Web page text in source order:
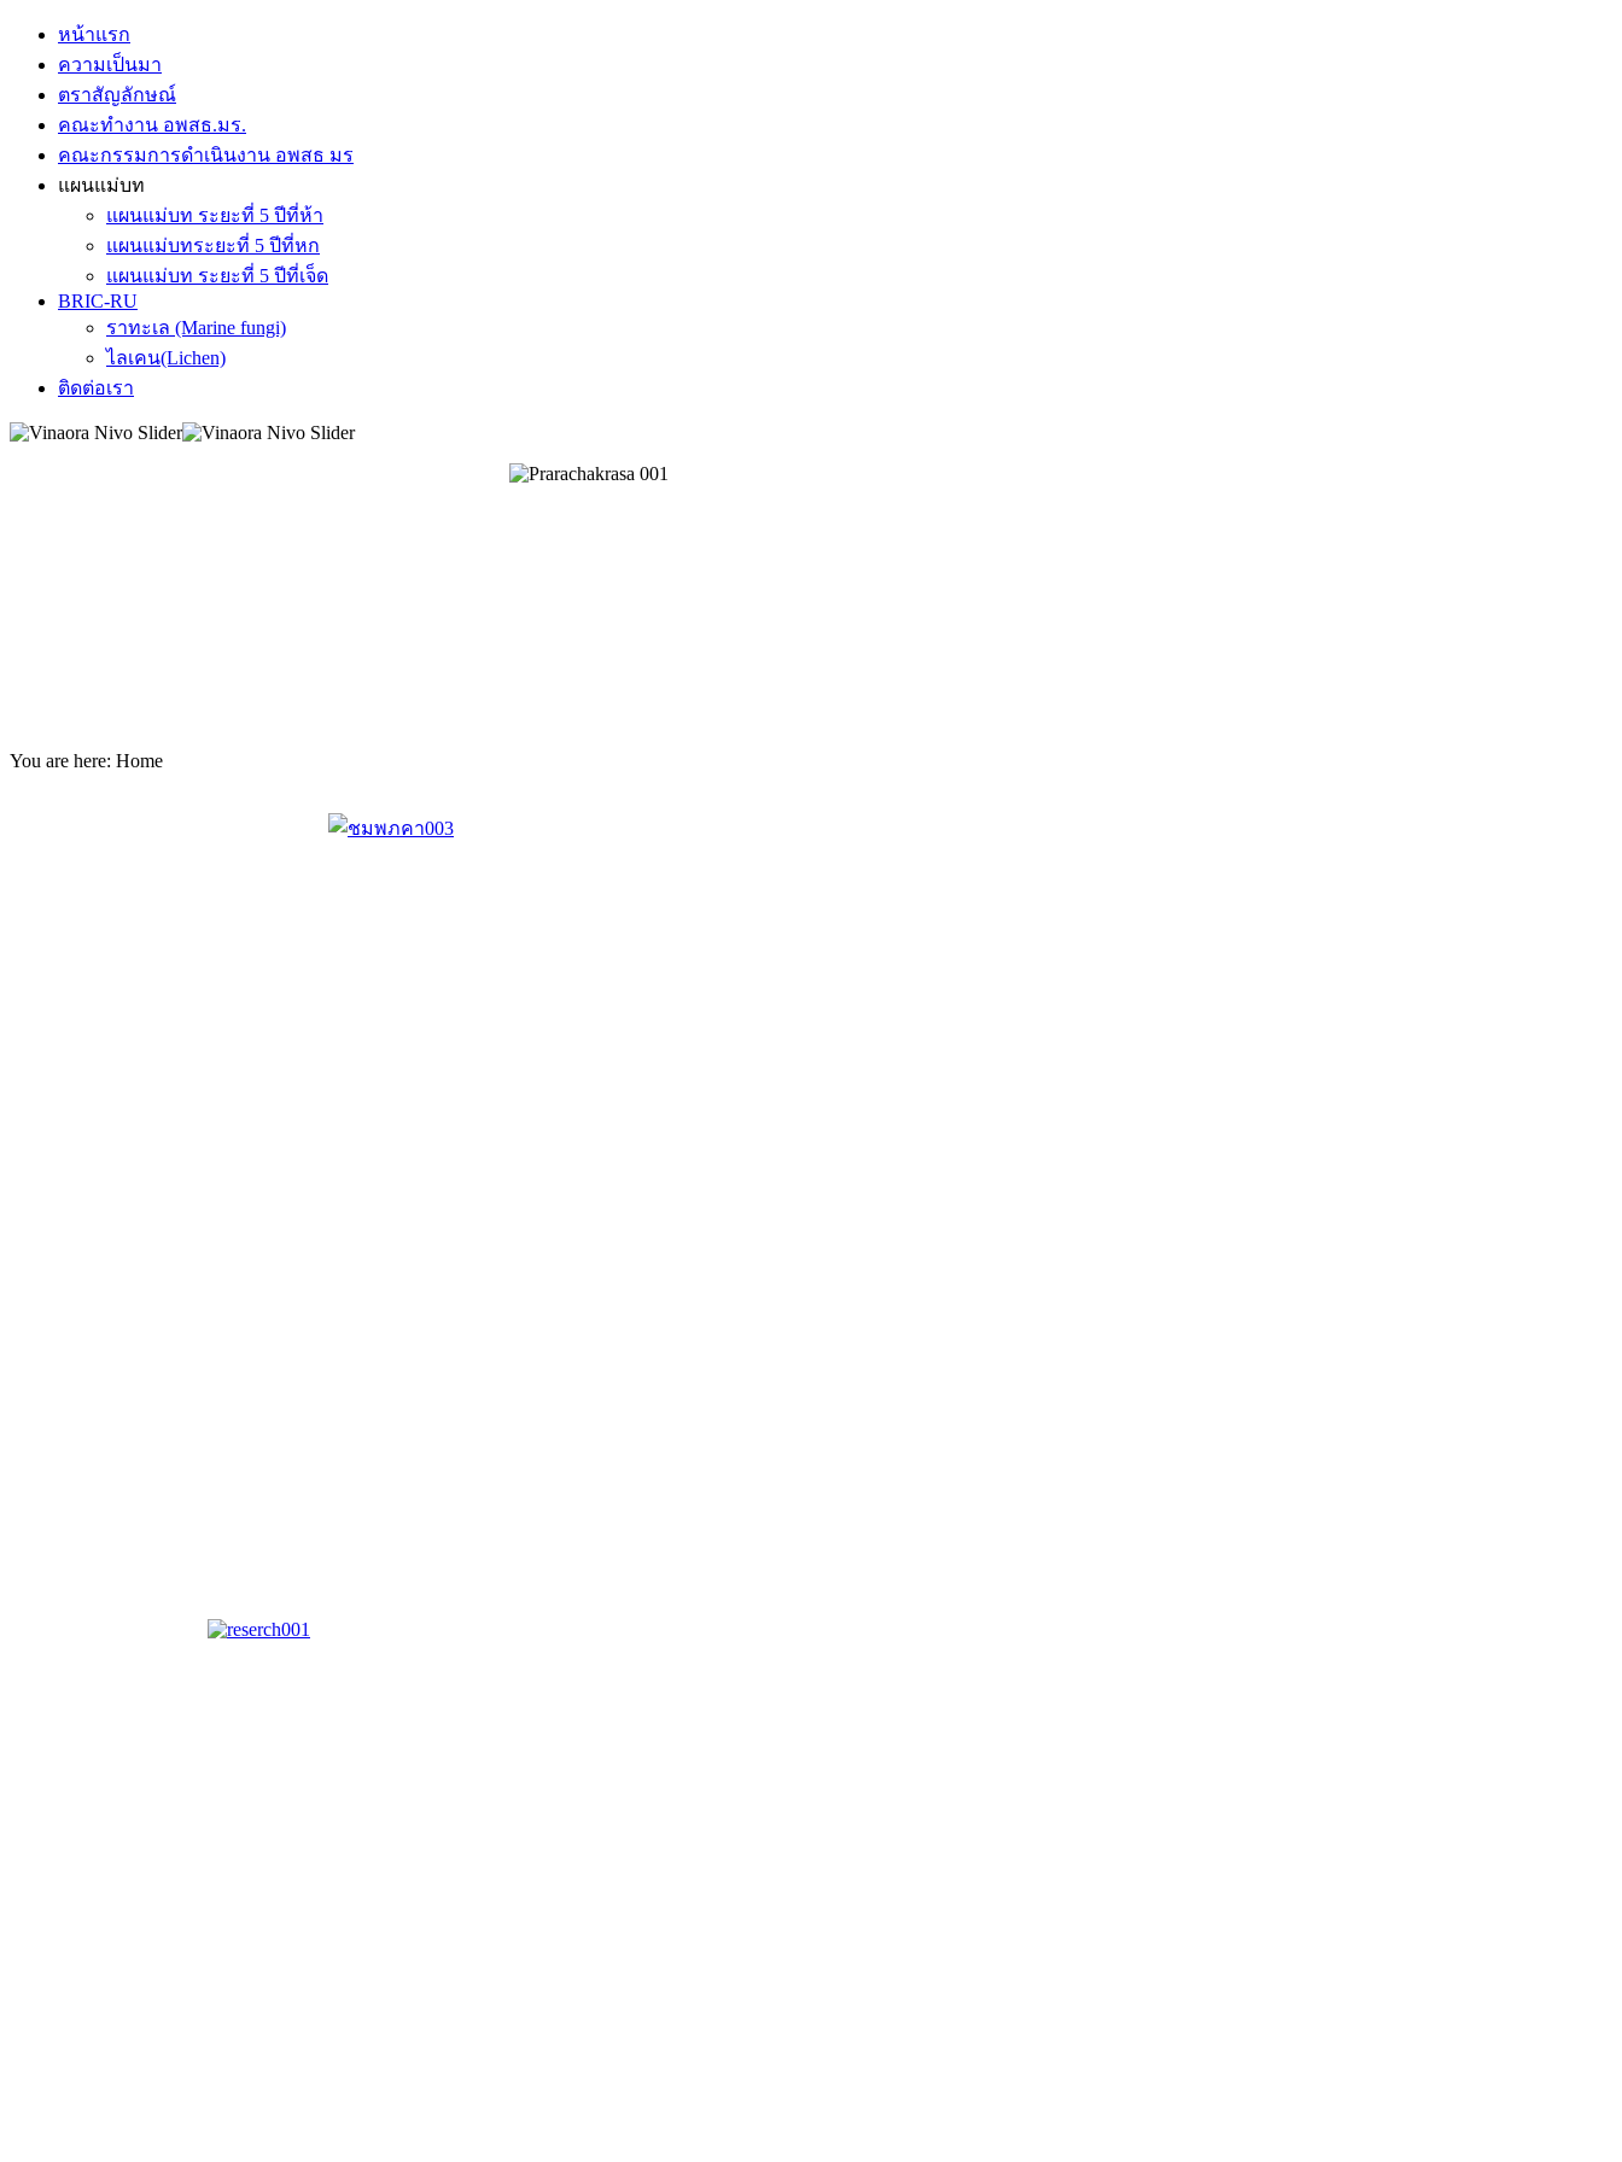
หน้าแรก
ความเป็นมา
ตราสัญลักษณ์
คณะทำงาน อพสธ.มร.
คณะกรรมการดำเนินงาน อพสธ มร
แผนแม่บท
แผนแม่บท ระยะที่ 5 ปีที่ห้า
แผนแม่บทระยะที่ 5 ปีที่หก
แผนแม่บท ระยะที่ 5 ปีที่เจ็ด
BRIC-RU
ราทะเล (Marine fungi)
ไลเคน(Lichen)
ติดต่อเรา
You are here: Home